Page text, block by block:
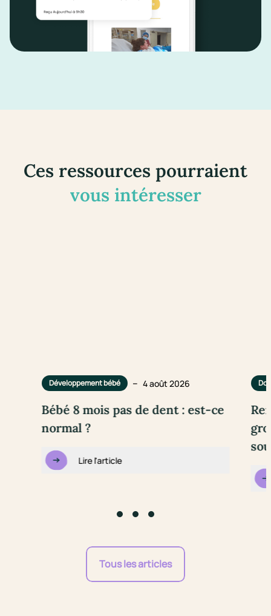
Ces ressources pourraient
vous intéresser
Développement bébé – 4 août 2026
Bébé 8 mois pas de dent : est-ce
normal ?
Lire l'article
Tous les articles